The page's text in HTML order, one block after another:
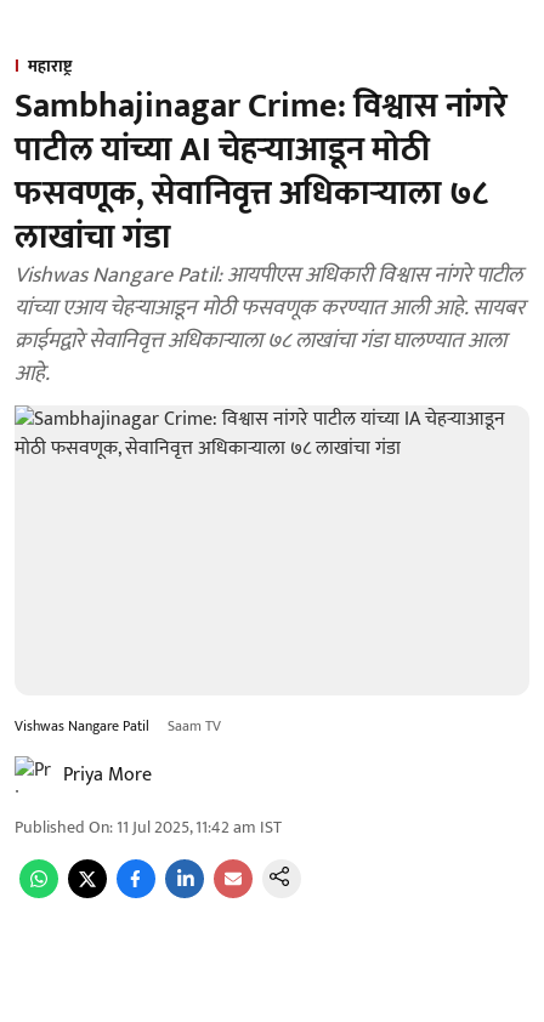
महाराष्ट्र
Sambhajinagar Crime: विश्वास नांगरे
पाटील यांच्या AI चेहऱ्याआडून मोठी
फसवणूक, सेवानिवृत्त अधिकाऱ्याला ७८
लाखांचा गंडा
Vishwas Nangare Patil: आयपीएस अधिकारी विश्वास नांगरे पाटील
यांच्या एआय चेहऱ्याआडून मोठी फसवणूक करण्यात आली आहे. सायबर
क्राईमद्वारे सेवानिवृत्त अधिकाऱ्याला ७८ लाखांचा गंडा घालण्यात आला
आहे.
Vishwas Nangare Patil Saam TV
Priya More
Published On:11 Jul 2025, 11:42 am IST